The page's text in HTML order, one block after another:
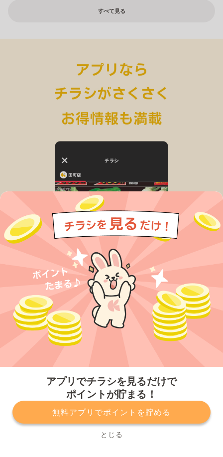
アプリでチラシを見るだけで
ポイントが貯まる！
無料アプリでポイントを貯める
とじる
すべて見る
プライバシーポリシー 利用規約
運営会社
サービスに関してのお問い合わせ